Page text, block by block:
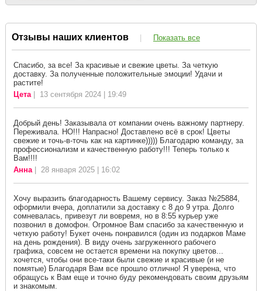
Отзывы наших клиентов | Показать все
Спасибо, за все! За красивые и свежие цветы. За четкую
доставку. За полученные положительные эмоции! Удачи и
растите!
Цета| 13 сентября 2024 | 19:49
Добрый день! Заказывала от компании очень важному партнеру.
Переживала. НО!!! Напрасно! Доставлено всё в срок! Цветы
свежие и точь-в-точь как на картинке))))) Благодарю команду, за
профессионализм и качественную работу!!! Теперь только к
Вам!!!!
Анна| 28 января 2025 | 16:02
Хочу выразить благодарность Вашему сервису. Заказ №25884,
оформили вчера, доплатили за доставку с 8 до 9 утра. Долго
сомневалась, привезут ли вовремя, но в 8:55 курьер уже
позвонил в домофон. Огромное Вам спасибо за качественную и
четкую работу! Букет очень понравился (один из подарков Маме
на день рождения). В виду очень загруженного рабочего
графика, совсем не остается времени на покупку цветов...
хочется, чтобы они все-таки были свежие и красивые (и не
помятые) Благодаря Вам все прошло отлично! Я уверена, что
обращусь к Вам еще и точно буду рекомендовать своим друзьям
и знакомым.